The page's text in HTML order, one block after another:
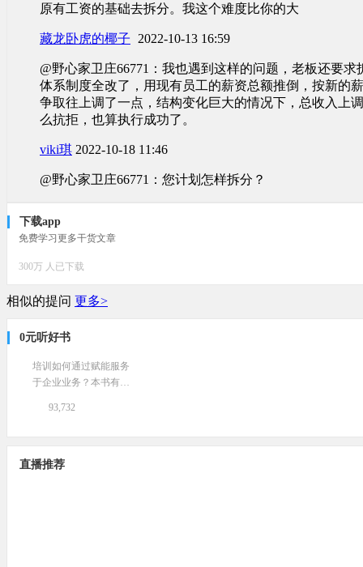
原有工资的基础去拆分。我这个难度比你的大
藏龙卧虎的椰子 2022-10-13 16:59
@野心家卫庄66771：我也遇到这样的问题，老板还要
体系制度全改了，用现有员工的薪资总额推倒，按新的
争取往上调了一点，结构变化巨大的情况下，总收入上
么抗拒，也算执行成功了。
viki琪 2022-10-18 11:46
@野心家卫庄66771：您计划怎样拆分？
下载app
免费学习更多干货文章
300万 人已下载
相似的提问 更多>
0元听好书
培训如何通过赋能服务
于企业业务？本书有一
提供。
93,732
直播推荐